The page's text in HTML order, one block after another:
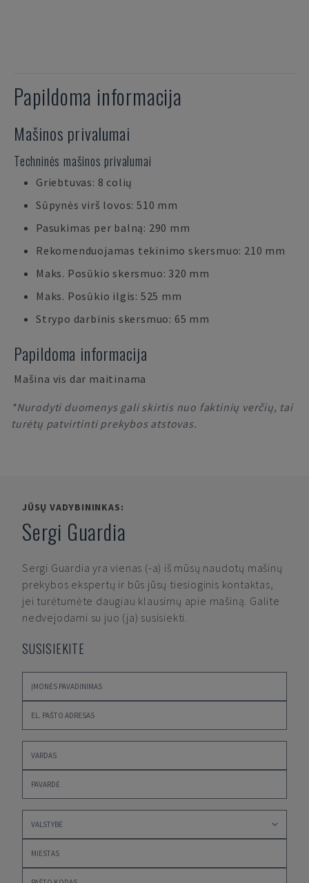
Papildoma informacija
Mašinos privalumai
Techninės mašinos privalumai
Griebtuvas: 8 colių
Sūpynės virš lovos: 510 mm
Pasukimas per balną: 290 mm
Rekomenduojamas tekinimo skersmuo: 210 mm
Maks. Posūkio skersmuo: 320 mm
Maks. Posūkio ilgis: 525 mm
Strypo darbinis skersmuo: 65 mm
Papildoma informacija
Mašina vis dar maitinama
*Nurodyti duomenys gali skirtis nuo faktinių verčių, tai
turėtų patvirtinti prekybos atstovas.
JŪSŲ VADYBININKAS:
Sergi Guardia
Sergi Guardia yra vienas (-a) iš mūsų naudotų mašinų
prekybos ekspertų ir būs jūsų tiesioginis kontaktas,
jei turėtumėte daugiau klausimų apie mašiną. Galite
nedvejodami su juo (ja) susisiekti.
SUSISIEKITE